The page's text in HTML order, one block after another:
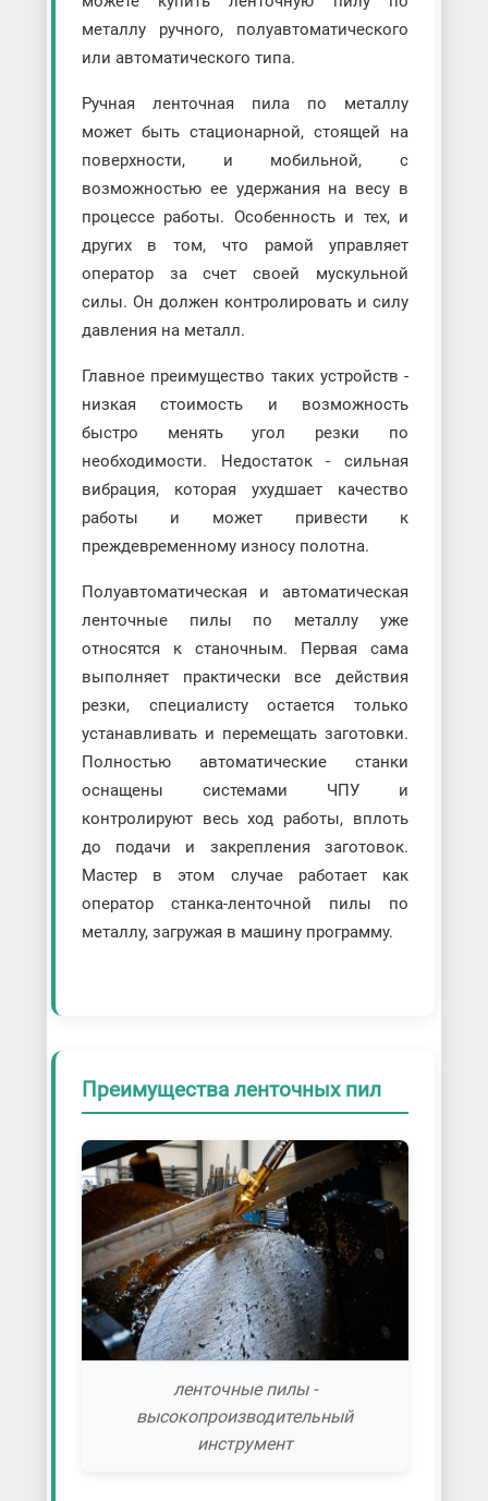
металлу ручного, полуавтоматического
или автоматического типа.
Ручная ленточная пила по металлу
может быть стационарной, стоящей на
поверхности, и мобильной, с
возможностью ее удержания на весу в
процессе работы. Особенность и тех, и
других в том, что рамой управляет
оператор за счет своей мускульной
силы. Он должен контролировать и силу
давления на металл.
Главное преимущество таких устройств -
низкая стоимость и возможность
быстро менять угол резки по
необходимости. Недостаток - сильная
вибрация, которая ухудшает качество
работы и может привести к
преждевременному износу полотна.
Полуавтоматическая и автоматическая
ленточные пилы по металлу уже
относятся к станочным. Первая сама
выполняет практически все действия
резки, специалисту остается только
устанавливать и перемещать заготовки.
Полностью автоматические станки
оснащены системами ЧПУ и
контролируют весь ход работы, вплоть
до подачи и закрепления заготовок.
Мастер в этом случае работает как
оператор станка-ленточной пилы по
металлу, загружая в машину программу.
Преимущества ленточных пил
ленточные пилы -
высокопроизводительный
инструмент